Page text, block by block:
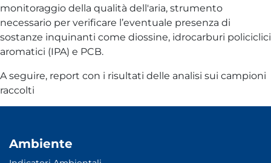
monitoraggio della qualità dell'aria, strumento
necessario per verificare l’eventuale presenza di
sostanze inquinanti come diossine, idrocarburi policiclici
aromatici (IPA) e PCB.
A seguire, report con i risultati delle analisi sui campioni
raccolti
Ambiente